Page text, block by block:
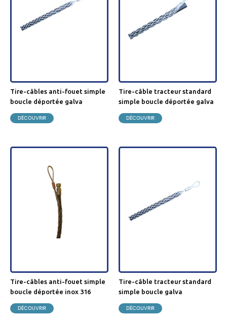
tire-câbles anti-fouet simple
boucle déportée galva
DÉCOUVRIR
tire-câble tracteur standard
simple boucle déportée galva
DÉCOUVRIR
tire-câbles anti-fouet simple
boucle déportée inox 316
DÉCOUVRIR
tire-câble tracteur standard
simple boucle galva
DÉCOUVRIR